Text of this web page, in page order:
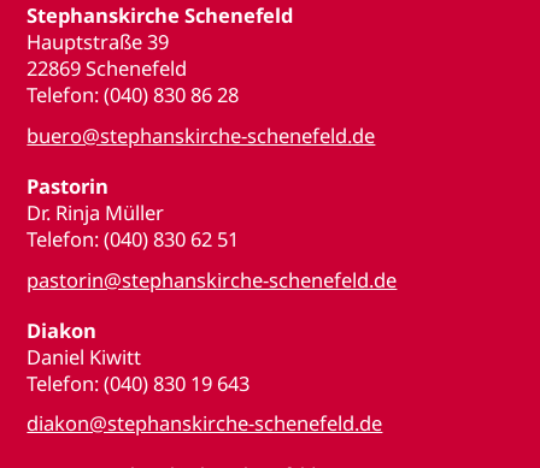
Stephanskirche Schenefeld
Hauptstraße 39
22869 Schenefeld
Telefon: (040) 830 86 28
buero@stephanskirche-schenefeld.de
Pastorin
Dr. Rinja Müller
Telefon: (040) 830 62 51
pastorin@stephanskirche-schenefeld.de
Diakon
Daniel Kiwitt
Telefon: (040) 830 19 643
diakon@stephanskirche-schenefeld.de